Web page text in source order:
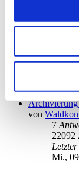
Fr.,
14131
Mo.,
Archivierung
von
7
22092
Mi.,